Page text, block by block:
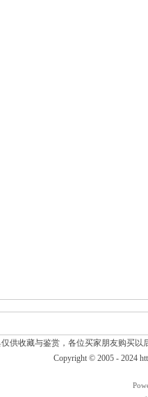
供收藏与鉴赏，各位买家朋友购买
Copyright © 2005 - 2024